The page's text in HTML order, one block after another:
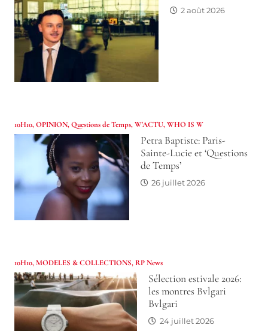
2 août 2026
10H10,OPINION,Questions de Temps,W'ACTU,WHO IS W
Petra Baptiste: Paris-
Sainte-Lucie et ‘Questions
de Temps’
26 juillet 2026
10H10,MODELES & COLLECTIONS, RP News
Sélection estivale 2026:
les montres Bvlgari
Bvlgari
24 juillet 2026